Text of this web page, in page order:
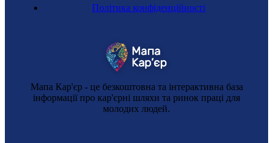
Мапа Кар'єр - це безкоштовна та інтерактивна база
інформації про кар'єрні шляхи та ринок праці для
молодих людей.
Політика конфіденційності